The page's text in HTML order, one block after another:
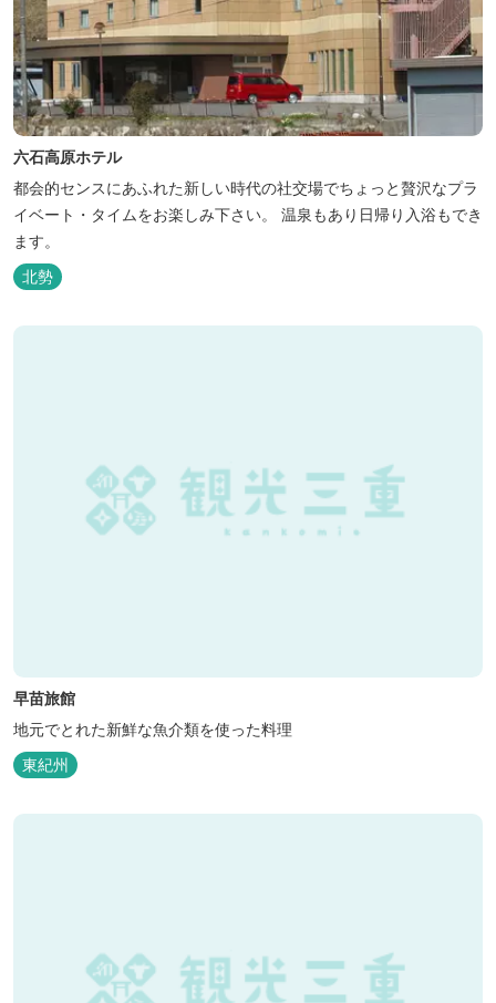
六石高原ホテル
都会的センスにあふれた新しい時代の社交場でちょっと贅沢なプラ
イベート・タイムをお楽しみ下さい。 温泉もあり日帰り入浴もでき
ます。
北勢
早苗旅館
地元でとれた新鮮な魚介類を使った料理
東紀州